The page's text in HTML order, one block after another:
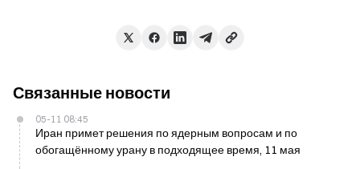
Связанные новости
05-11 08:45
Иран примет решения по ядерным вопросам и по
обогащённому урану в подходящее время, 11 мая